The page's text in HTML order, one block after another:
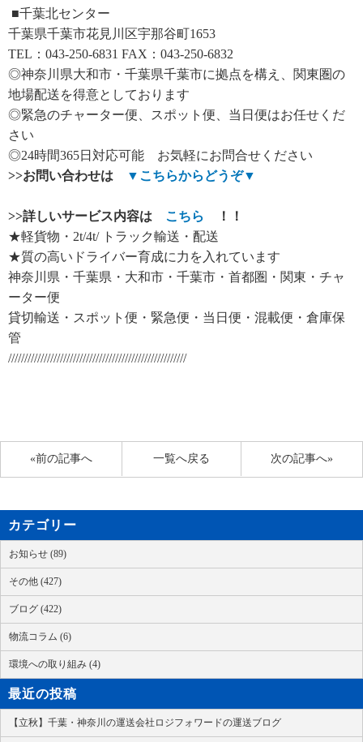
■千葉北センター
千葉県千葉市花見川区宇那谷町1653
TEL：043-250-6831 FAX：043-250-6832
◎神奈川県大和市・千葉県千葉市に拠点を構え、関東圏の
地場配送を得意としております
◎緊急のチャーター便、スポット便、当日便はお任せくだ
さい
◎24時間365日対応可能 お気軽にお問合せください
>>お問い合わせは ▼ こちらからどうぞ▼
>>詳しいサービス内容は こちら
！！
★軽貨物・2t/4t/ トラック輸送・配送
★質の高いドライバー育成に力を入れています
神奈川県・千葉県・大和市・千葉市・首都圏・関東・チャ
ーター便
貸切輸送・スポット便・緊急便・当日便・混載便・倉庫保
管
///////////////////////////////////////////////////////
«前の記事へ 次の記事へ»
一覧へ戻る
カテゴリー
お知らせ (89)
その他 (427)
ブログ (422)
物流コラム (6)
環境への取り組み (4)
最近の投稿
【立秋】千葉・神奈川の運送会社ロジフォワードの運送ブログ